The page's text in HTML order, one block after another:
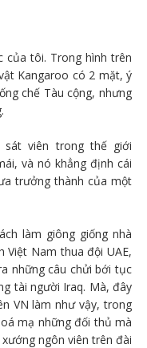
của tôi. Trong hình trên
Kangaroo có 2 mặt, ý
chế Tàu cộng, nhưng
sát viên trong thế giới
và nó khẳng định cái
trưởng thành của một
làm giông giống nhà
Việt Nam thua đội UAE,
những câu chửi bới tục
tài người Iraq. Mà, đây
VN làm như vậy, trong
mạ những đối thủ mà
ngôn viên trên đài